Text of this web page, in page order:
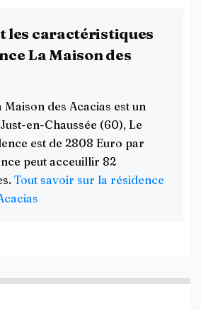
les caractéristiques
La Maison des
Maison des Acacias est un
en-Chaussée (60), Le
est de 2808 Euro par
peut acceuillir 82
Tout savoir sur la résidence